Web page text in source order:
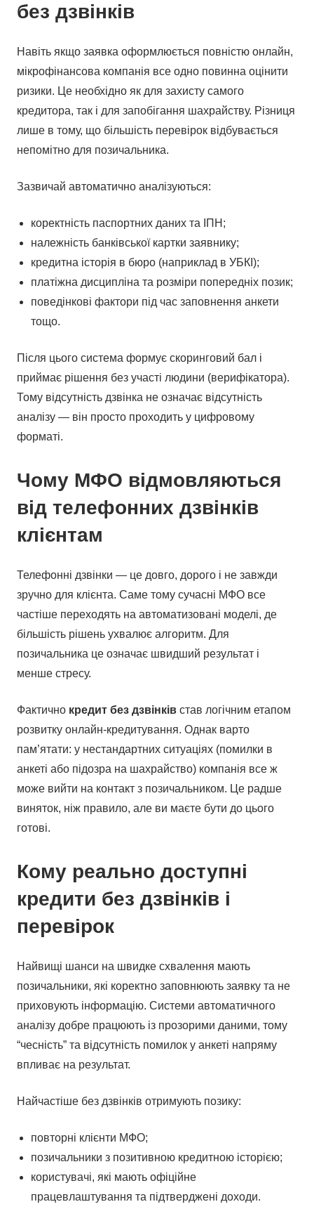
без дзвінків
Навіть якщо заявка оформлюється повністю онлайн,
мікрофінансова компанія все одно повинна оцінити
ризики. Це необхідно як для захисту самого
кредитора, так і для запобігання шахрайству. Різниця
лише в тому, що більшість перевірок відбувається
непомітно для позичальника.
Зазвичай автоматично аналізуються:
коректність паспортних даних та ІПН;
належність банківської картки заявнику;
кредитна історія в бюро (наприклад в УБКІ);
платіжна дисципліна та розміри попередніх позик;
поведінкові фактори під час заповнення анкети
тощо.
Після цього система формує скоринговий бал і
приймає рішення без участі людини (верифікатора).
Тому відсутність дзвінка не означає відсутність
аналізу — він просто проходить у цифровому
форматі.
Чому МФО відмовляються
від телефонних дзвінків
клієнтам
Телефонні дзвінки — це довго, дорого і не завжди
зручно для клієнта. Саме тому сучасні МФО все
частіше переходять на автоматизовані моделі, де
більшість рішень ухвалює алгоритм. Для
позичальника це означає швидший результат і
менше стресу.
Фактично кредит без дзвінків став логічним етапом
розвитку онлайн-кредитування. Однак варто
пам’ятати: у нестандартних ситуаціях (помилки в
анкеті або підозра на шахрайство) компанія все ж
може вийти на контакт з позичальником. Це радше
виняток, ніж правило, але ви маєте бути до цього
готові.
Кому реально доступні
кредити без дзвінків і
перевірок
Найвищі шанси на швидке схвалення мають
позичальники, які коректно заповнюють заявку та не
приховують інформацію. Системи автоматичного
аналізу добре працюють із прозорими даними, тому
“чесність” та відсутність помилок у анкеті напряму
впливає на результат.
Найчастіше без дзвінків отримують позику:
повторні клієнти МФО;
позичальники з позитивною кредитною історією;
користувачі, які мають офіційне
працевлаштування та підтверджені доходи.